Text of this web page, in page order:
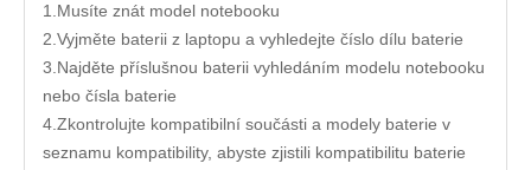
1.Musíte znát model notebooku
2.Vyjměte baterii z laptopu a vyhledejte číslo dílu baterie
3.Najděte příslušnou baterii vyhledáním modelu notebooku
nebo čísla baterie
4.Zkontrolujte kompatibilní součásti a modely baterie v
seznamu kompatibility, abyste zjistili kompatibilitu baterie